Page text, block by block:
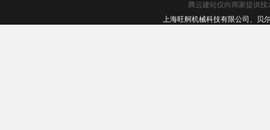
腾云建站仅向商家提供技
上海旺舸机械科技有限公司、贝